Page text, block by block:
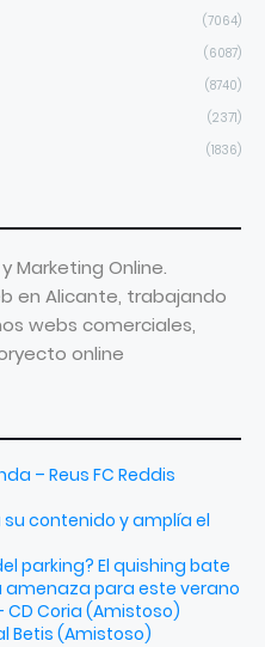
(7064)
(6087)
(8740)
(2371)
(1836)
Marketing Online.
en Alicante, trabajando
webs comerciales,
online
– Reus FC Reddis
contenido y amplía el
parking? El quishing bate
amenaza para este verano
CD Coria (Amistoso)
Betis (Amistoso)